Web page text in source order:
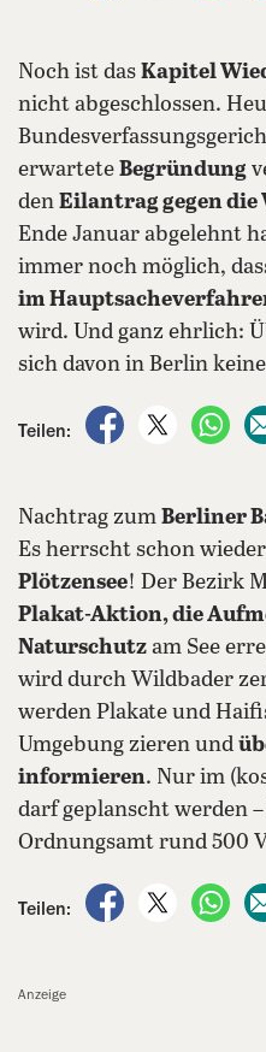
Noch ist das Kapitel
nicht abgeschlossen.
erwartete Begründung
den Eilantrag gegen
Ende Januar abgelehnt
immer noch möglich,
im
wird. Und ganz ehrlich:
sich davon in Berlin
Teilen:
auf Facebook
auf X
Nachtrag zum Berliner
Es herrscht schon wieder
Plötzensee! Der Bezirk
Plakat-Aktion, die
Naturschutz am See
wird durch Wildbader
werden Plakate und
Umgebung zieren und
informieren. Nur im
darf geplanscht werden
Ordnungsamt rund 500
Teilen:
auf Facebook
auf X
Anzeige